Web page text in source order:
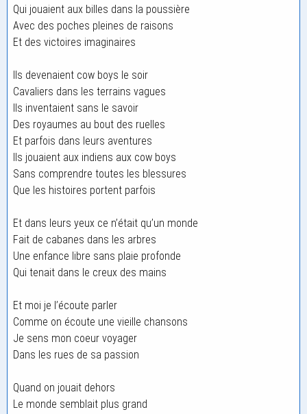
Qui jouaient aux billes dans la poussière
Avec des poches pleines de raisons
Et des victoires imaginaires
Ils devenaient cow boys le soir
Cavaliers dans les terrains vagues
Ils inventaient sans le savoir
Des royaumes au bout des ruelles
Et parfois dans leurs aventures
Ils jouaient aux indiens aux cow boys
Sans comprendre toutes les blessures
Que les histoires portent parfois
Et dans leurs yeux ce n’était qu’un monde
Fait de cabanes dans les arbres
Une enfance libre sans plaie profonde
Qui tenait dans le creux des mains
Et moi je l’écoute parler
Comme on écoute une vieille chansons
Je sens mon coeur voyager
Dans les rues de sa passion
Quand on jouait dehors
Le monde semblait plus grand